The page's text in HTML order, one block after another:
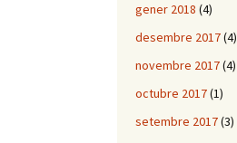
gener 2018 (4)
desembre 2017(4)
novembre 2017(4)
octubre 2017(1)
setembre 2017(3)